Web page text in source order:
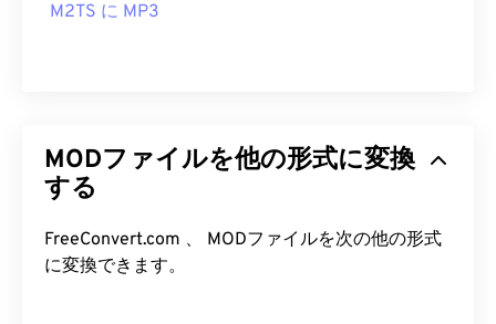
M2TS に MP3
MODファイルを他の形式に変換
する
FreeConvert.com 、 MODファイルを次の他の形式
に変換できます。